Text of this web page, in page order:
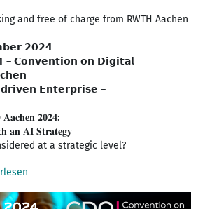
and free of charge from RWTH Aachen
𝟮𝟬𝟮𝟰
𝗖𝗼𝗻𝘃𝗲𝗻𝘁𝗶𝗼𝗻 𝗼𝗻 𝗗𝗶𝗴𝗶𝘁𝗮𝗹
𝗘𝗻𝘁𝗲𝗿𝗽𝗿𝗶𝘀𝗲 –
𝐀𝐚𝐜𝐡𝐞𝐧 𝟐𝟎𝟐𝟒:
𝐚𝐧 𝐀𝐈 𝐒𝐭𝐫𝐚𝐭𝐞𝐠𝐲
at a strategic level?